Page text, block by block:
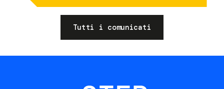
Tutti i comunicati